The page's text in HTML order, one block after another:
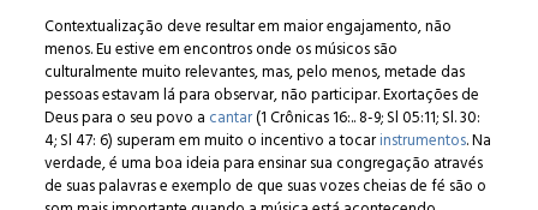
Contextualização deve resultar em maior engajamento, não
menos. Eu estive em encontros onde os músicos são
culturalmente muito relevantes, mas, pelo menos, metade das
pessoas estavam lá para observar, não participar. Exortações de
Deus para o seu povo a cantar(1 Crônicas 16:.. 8-9; Sl 05:11; Sl. 30:
4; Sl 47: 6) superam em muito o incentivo a tocarinstrumentos. Na
verdade, é uma boa ideia para ensinar sua congregação através
de suas palavras e exemplo de que suas vozes cheias de fé são o